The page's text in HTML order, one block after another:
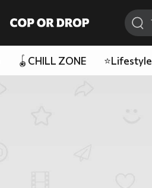
🪀CHILL ZONE ⭐Lifestyle